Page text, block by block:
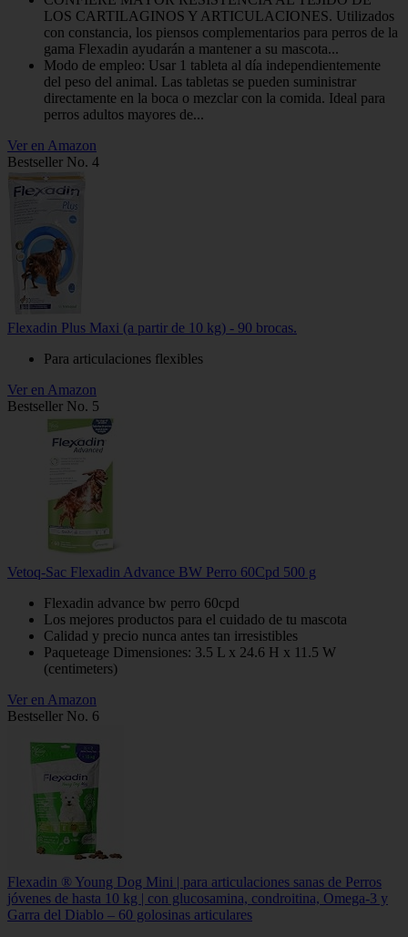
LOS CARTILAGINOS Y ARTICULACIONES. Utilizados
con constancia, los piensos complementarios para perros de la
gama Flexadin ayudarán a mantener a su mascota...
Modo de empleo: Usar 1 tableta al día independientemente
del peso del animal. Las tabletas se pueden suministrar
directamente en la boca o mezclar con la comida. Ideal para
perros adultos mayores de...
Ver en Amazon
Bestseller No. 4
Flexadin Plus Maxi (a partir de 10 kg) - 90 brocas.
Para articulaciones flexibles
Ver en Amazon
Bestseller No. 5
Vetoq-Sac Flexadin Advance BW Perro 60Cpd 500 g
Flexadin advance bw perro 60cpd
Los mejores productos para el cuidado de tu mascota
Calidad y precio nunca antes tan irresistibles
Paqueteage Dimensiones: 3.5 L x 24.6 H x 11.5 W
(centimeters)
Ver en Amazon
Bestseller No. 6
Flexadin ® Young Dog Mini | para articulaciones sanas de Perros
jóvenes de hasta 10 kg | con glucosamina, condroitina, Omega-3 y
Garra del Diablo – 60 golosinas articulares